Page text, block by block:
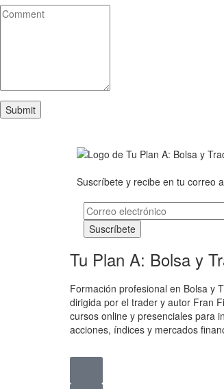
Suscríbete y recibe en tu correo
Tu Plan A: Bolsa y
Formación profesional en Bolsa y
dirigida por el trader y autor Fran
cursos online y presenciales para
acciones, índices y mercados